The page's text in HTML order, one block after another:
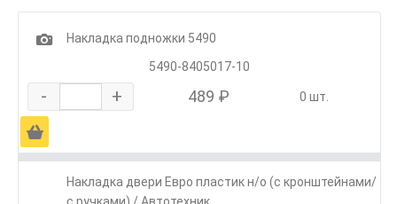
1
Накладка подножки 5490
5490-8405017-10
- + 489 ₽ 0 шт.
Ä
Накладка двери Евро пластик н/о (с кронштейнами/